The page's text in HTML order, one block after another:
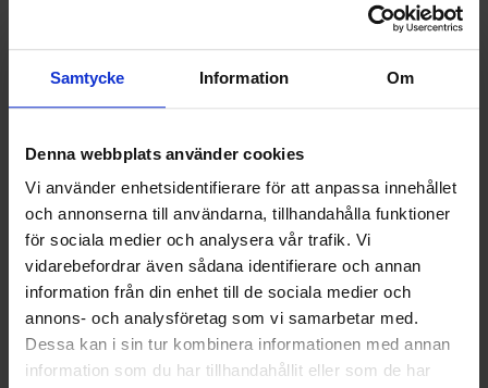
Samtycke Information Om
Denna webbplats använder cookies
Vi använder enhetsidentifierare för att anpassa innehållet
och annonserna till användarna, tillhandahålla funktioner
för sociala medier och analysera vår trafik. Vi
vidarebefordrar även sådana identifierare och annan
information från din enhet till de sociala medier och
annons- och analysföretag som vi samarbetar med.
Dessa kan i sin tur kombinera informationen med annan
information som du har tillhandahållit eller som de har
SAMARBETEN
VELLINGE